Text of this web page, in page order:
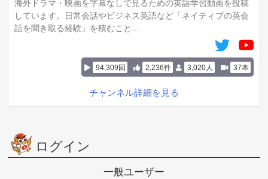
海外ドラマ・映画を字幕なしで見るための英語学習動画を投稿
しています。日常会話やビジネス英語など「ネイティブの英会
話を聞き取る経験」を積むこと...
3,020人 37本
94,309回 2,236件
チャンネル詳細を見る
ログイン
一般ユーザー